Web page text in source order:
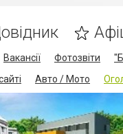
Вакансії Фотозвіти
Авто / Мото